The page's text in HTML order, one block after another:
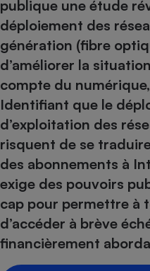
publique une étude
déploiement des
génération (fibre
d’améliorer la
compte du
Identifiant que le
d’exploitation des
risquent de se
des abonnements à
exige des pouvoirs
cap pour permettre à
d’accéder à brève
financièrement
Choisir son fioul
Choisir son pellet
Comparateur
Energie Moins Chère
Tous les comparateurs
Toutes les cartes